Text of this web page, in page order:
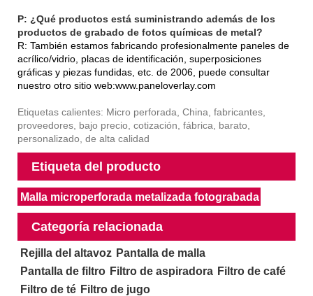
P: ¿Qué productos está suministrando además de los
productos de grabado de fotos químicas de metal?
R: También estamos fabricando profesionalmente paneles de
acrílico/vidrio, placas de identificación, superposiciones
gráficas y piezas fundidas, etc. de 2006, puede consultar
nuestro otro sitio web:www.paneloverlay.com
Etiquetas calientes: Micro perforada, China, fabricantes,
proveedores, bajo precio, cotización, fábrica, barato,
personalizado, de alta calidad
Etiqueta del producto
Malla microperforada metalizada fotograbada
Categoría relacionada
Rejilla del altavoz Pantalla de malla
Pantalla de filtro Filtro de aspiradora Filtro de café
Filtro de té Filtro de jugo